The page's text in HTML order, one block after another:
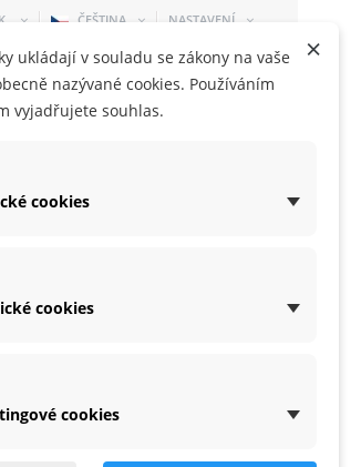
NASTAVENÍ
ČEŠTINA
×
ukládají v souladu se zákony na vaše
nazývané cookies. Používáním
vyjadřujete souhlas.
cookies
cookies
cookies